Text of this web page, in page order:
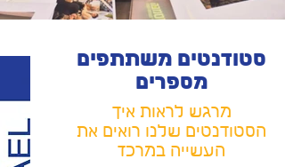
סטודנטים משתתפים
מספרים
מרגש לראות איך
הסטודנטים שלנו רואים את
העשייה במרכז